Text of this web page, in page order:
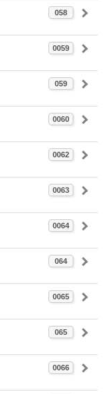
058
0059
059
0060
0062
0063
0064
064
0065
065
0066